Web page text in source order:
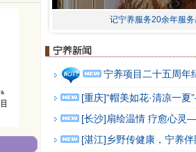
记宁养服务20余年服
宁养项目二十五周年
[重庆]“帽美如花·清凉一
[长沙]扇绘温情 疗愈心灵
[湛江]乡野传健康，宁养